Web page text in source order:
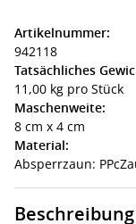
Artikelnummer:
942118
Tatsächliches
11,00 kg pro Stück
Maschenweite:
8 cm x 4 cm
Material:
Absperrzaun:
Beschreibung